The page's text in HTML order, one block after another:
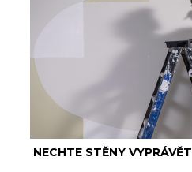
NECHTE STĚNY VYPRÁVĚT